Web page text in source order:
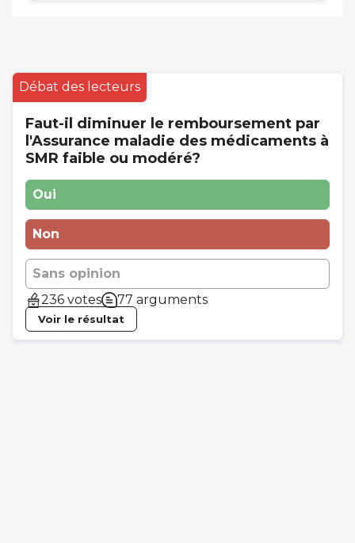
Débat des lecteurs
Faut-il diminuer le remboursement par
l'Assurance maladie des médicaments à
SMR faible ou modéré?
Oui
Non
Sans opinion
236 votes
77 arguments
Voir le résultat